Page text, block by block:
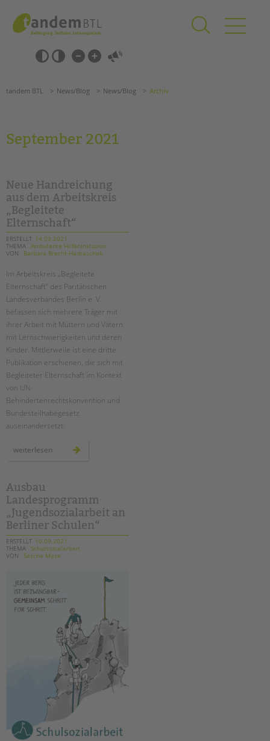
springen
Barrierefrei-
Einstellungen
überspringen
überspringen
Grundschulen
Förderzentren
Kollegs
EFöB
Schulbezogene Sozialarbeit
Tagesgruppen
EINGLIEDERUNGSHILFE
BETREUTES WOHNEN
TANDEM BTL AKADEMIE
Zertfikatskurse
Seminarkalender
Seminarräume
STADTTEILARBEIT
PROFIL | LEITBILD
Kinder- und Jugendschutz
Unsere Videos
Gesellschafter VdK
schoolcoach BTL
tandem international
Stellenangebote
tandem als Arbeitgeberin
NEWS/BLOG
Briefe an Kai
KONTAKT
Suchen
tandem BTL News/Blog News/Blog Archiv
September 2021
Neue Handreichung
aus dem Arbeitskreis
„Begleitete
Elternschaft“
ERSTELLT 14.09.2021
THEMA Ambulante HilfenInklusion
VON
Barbara Brecht-Hadraschek
Im Arbeitskreis „Begleitete
Elternschaft“ des Paritätischen
Landesverbandes Berlin e. V.
befassen sich mehrere Träger mit
ihrer Arbeit mit Müttern und Vätern
mit Lernschwierigkeiten und deren
Kinder. Mittlerweile ist eine dritte
Publikation erschienen, die sich mit
Begleiteter Elternschaft im Kontext
von UN-
Behindertenrechtskonvention und
Bundesteilhabegesetz
auseinandersetzt.
weiterlesen
handreichung
Ausbau
Landesprogramm
„Jugendsozialarbeit an
Berliner Schulen“
ERSTELLT 10.09.2021
THEMA Schulsozialarbeit
VON
Sasche Mase